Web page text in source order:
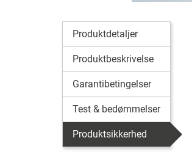
Produktdetaljer
Produktbeskrivelse
Garantibetingelser
Test & bedømmelser
Produktsikkerhed